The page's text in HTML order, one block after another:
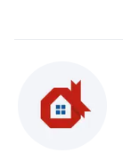
Transformons
dès maintenant.